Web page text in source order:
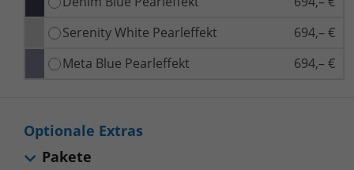
Serenity White Pearleffekt
694,– €
Meta Blue Pearleffekt
694,– €
Optionale Extras
Pakete